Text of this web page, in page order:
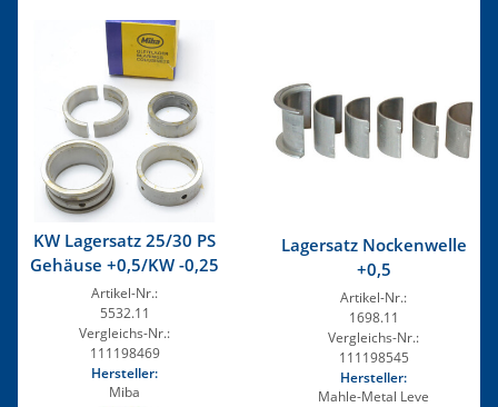
KW Lagersatz 25/30 PS
Gehäuse +0,5/KW -0,25
Artikel-Nr.:
5532.11
Vergleichs-Nr.:
111198469
Hersteller:
Miba
Lagersatz Nockenwelle
+0,5
Artikel-Nr.:
1698.11
Vergleichs-Nr.:
111198545
Hersteller:
Mahle-Metal Leve